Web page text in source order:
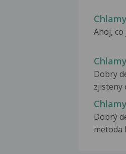
Ahoj,
Dobry
zjisteny
Dobrý
metoda